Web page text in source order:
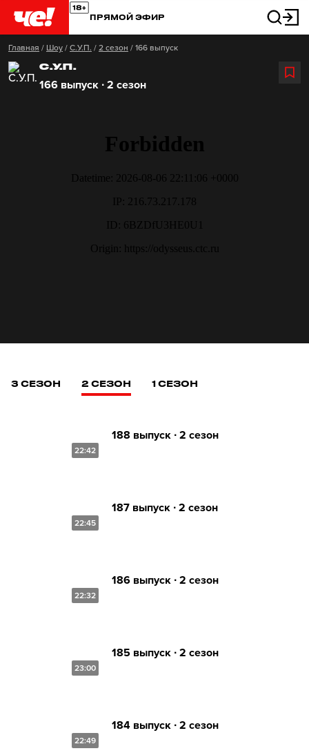
ПРЯМОЙ ЭФИР
Главная / Шоу / С.У.П. / 2 сезон / 166 выпуск
С.У.П.
166 выпуск ∙ 2 сезон
3 СЕЗОН 2 СЕЗОН 1 СЕЗОН
22:42
188 выпуск ∙ 2 сезон
22:45
187 выпуск ∙ 2 сезон
22:32
186 выпуск ∙ 2 сезон
23:00
185 выпуск ∙ 2 сезон
22:49
184 выпуск ∙ 2 сезон